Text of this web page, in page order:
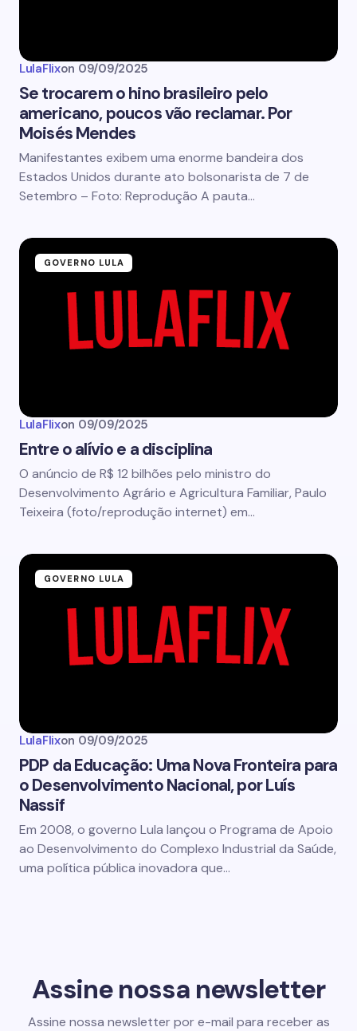
LulaFlixon 09/09/2025
Se trocarem o hino brasileiro pelo
americano, poucos vão reclamar. Por
Moisés Mendes
Manifestantes exibem uma enorme bandeira dos
Estados Unidos durante ato bolsonarista de 7 de
Setembro – Foto: Reprodução A pauta…
GOVERNO LULA
LulaFlixon 09/09/2025
Entre o alívio e a disciplina
O anúncio de R$ 12 bilhões pelo ministro do
Desenvolvimento Agrário e Agricultura Familiar, Paulo
Teixeira (foto/reprodução internet) em…
GOVERNO LULA
LulaFlixon 09/09/2025
PDP da Educação: Uma Nova Fronteira para
o Desenvolvimento Nacional, por Luís
Nassif
Em 2008, o governo Lula lançou o Programa de Apoio
ao Desenvolvimento do Complexo Industrial da Saúde,
uma política pública inovadora que…
Assine nossa newsletter
Assine nossa newsletter por e-mail para receber as